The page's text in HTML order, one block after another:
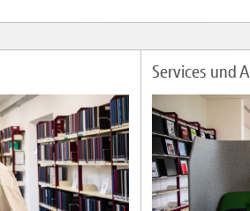
Services und